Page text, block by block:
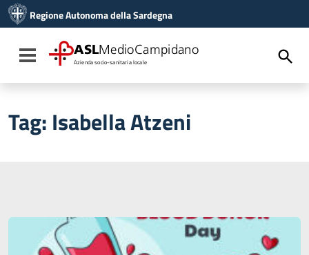
Vai al menu di navigazione
Vai al footer
Regione Autonoma della Sardegna
Toggle navigation
ASLMedioCampidano
Azienda socio-sanitaria locale
Tag: Isabella Atzeni